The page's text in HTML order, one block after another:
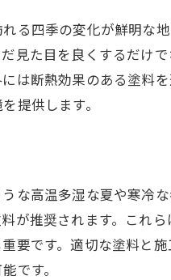
る四季の変化が鮮明な
見た目を良くするだけ
は断熱効果のある塗料
提供します。
な高温多湿な夏や寒冷
が推奨されます。これ
要です。適切な塗料と
です。